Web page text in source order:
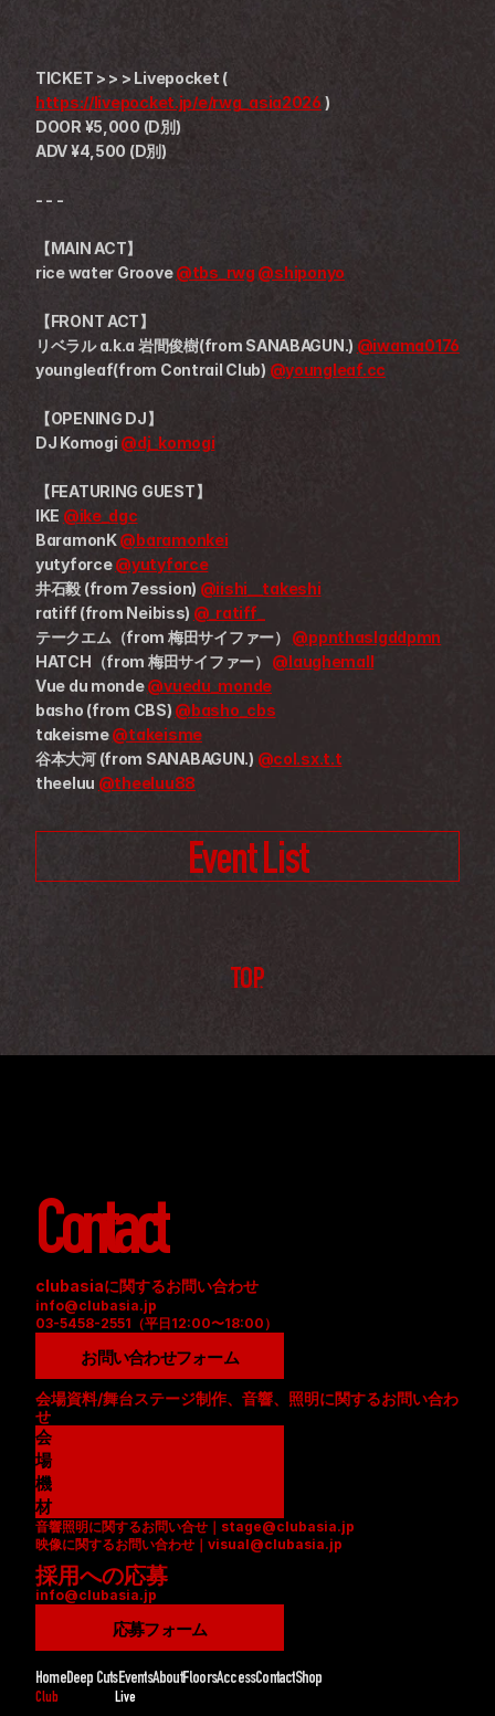
https://livepocket.jp/e/rwg_asia2026 )
DOOR ¥5,000 (D別)
ADV ¥4,500 (D別)
- - -
【MAIN ACT】
rice water Groove @tbs_rwg @shiponyo
【FRONT ACT】
リベラル a.k.a 岩間俊樹(from SANABAGUN.) @iwama0176
youngleaf(from Contrail Club) @youngleaf.cc
【OPENING DJ】
DJ Komogi @dj_komogi
【FEATURING GUEST】
IKE @ike_dgc
BaramonK @baramonkei
yutyforce @yutyforce
井石毅 (from 7ession) @iishi__takeshi
ratiff (from Neibiss) @_ratiff_
テークエム（from 梅田サイファー） @ppnthaslgddpmn
HATCH（from 梅田サイファー） @laughemall
Vue du monde @vuedu_monde
basho (from CBS) @basho_cbs
takeisme @takeisme
谷本大河 (from SANABAGUN.) @col.sx.t.t
theeluu @theeluu88
Event List
TOP
Contact
clubasiaに関するお問い合わせ
info@clubasia.jp
03-5458-2551（平日12:00〜18:00）
お問い合わせフォーム
会場資料/舞台ステージ制作、音響、照明に関するお問い合わ
せ
会
場
資
料
(
P
D
F
機
材
リ
ス
ト
(
D
F
)
音響照明に関するお問い合せ｜stage@clubasia.jp
映像に関するお問い合わせ｜visual@clubasia.jp
採用への応募
info@clubasia.jp
応募フォーム
HomeDeep CutsEventsAboutFloorsAccessContactShop
Club Live